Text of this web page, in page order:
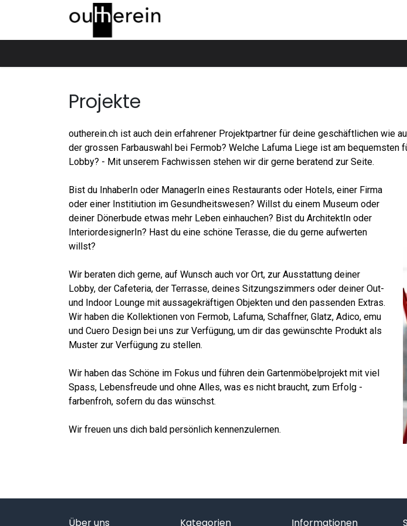
Projekte
outherein.ch ist auch dein erfahrener Projektpartner für deine geschäftlichen wie
der grossen Farbauswahl bei Fermob? Welche Lafuma Liege ist am bequemsten
Lobby? - Mit unserem Fachwissen stehen wir dir gerne beratend zur Seite.
Bist du InhaberIn oder ManagerIn eines Restaurants oder Hotels, einer Firma
oder einer Institiution im Gesundheitswesen? Willst du einem Museum oder
deiner Dönerbude etwas mehr Leben einhauchen? Bist du ArchitektIn oder
InteriordesignerIn? Hast du eine schöne Terasse, die du gerne aufwerten
willst?
Wir beraten dich gerne, auf Wunsch auch vor Ort, zur Ausstattung deiner
Lobby, der Cafeteria, der Terrasse, deines Sitzungszimmers oder deiner Out-
und Indoor Lounge mit aussagekräftigen Objekten und den passenden Extras.
Wir haben die Kollektionen von Fermob, Lafuma, Schaffner, Glatz, Adico, emu
und Cuero Design bei uns zur Verfügung, um dir das gewünschte Produkt als
Muster zur Verfügung zu stellen.
Wir haben das Schöne im Fokus und führen dein Gartenmöbelprojekt mit viel
Spass, Lebensfreude und ohne Alles, was es nicht braucht, zum Erfolg -
farbenfroh, sofern du das wünschst.
Wir freuen uns dich bald persönlich kennenzulernen.
Über uns Kategorien Informationen